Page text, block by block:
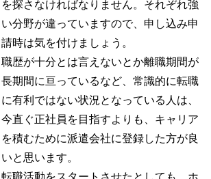
を探さなければなりません。それぞれ強
い分野が違っていますので、申し込み申
請時は気を付けましょう。
職歴が十分とは言えないとか離職期間が
長期間に亘っているなど、常識的に転職
に有利ではない状況となっている人は、
今直ぐ正社員を目指すよりも、キャリア
を積むために派遣会社に登録した方が良
いと思います。
転職活動をスタートさせたとしても、ホ